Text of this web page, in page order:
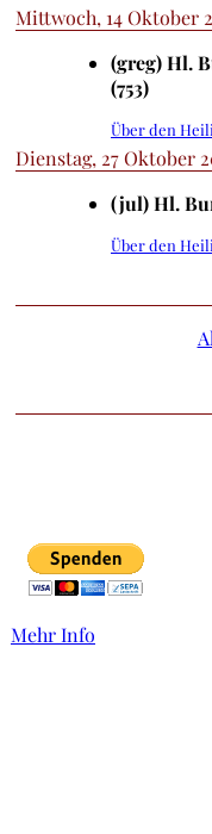
Mittwoch, 14 Oktober
(greg) Hl.
(753)
Über den
Dienstag, 27 Oktober
(jul) Hl.
Über den
Mehr Info